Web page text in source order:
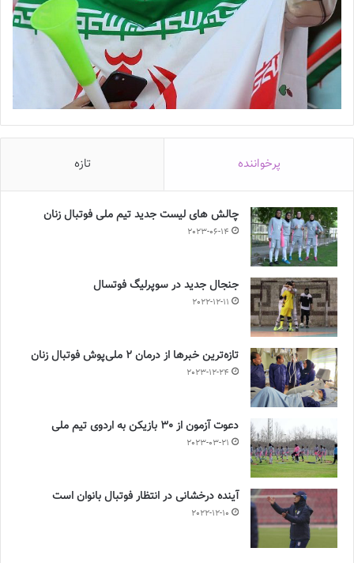
پرخواننده تازه
چالش هاى ليست جدید تيم ملى فوتبال زنان
2023-06-14
جنجال جدید در سوپرلیگ فوتسال
2022-12-11
تازه‌ترین خبرها از درمان ۲ ملی‌پوش فوتبال زنان
2023-12-24
دعوت آزمون از 30 بازیکن به اردوی تیم ملی
2023-03-21
آینده درخشانی در انتظار فوتبال بانوان است
2022-12-10